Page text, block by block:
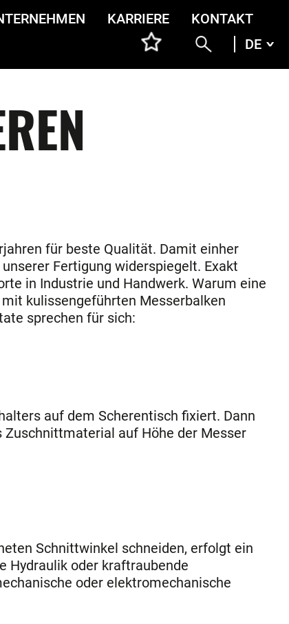
KARRIERE
KONTAKT
DE
für beste Qualität. Damit einher
Fertigung widerspiegelt. Exakt
in Industrie und Handwerk. Warum eine
kulissengeführten Messerbalken
sprechen für sich:
auf dem Scherentisch fixiert. Dann
Zuschnittmaterial auf Höhe der Messer
Schnittwinkel schneiden, erfolgt ein
Hydraulik oder kraftraubende
oder elektromechanische